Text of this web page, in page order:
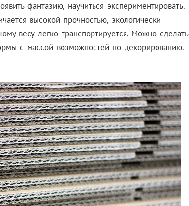
фантазию, научиться экспериментировать.
высокой прочностью, экологически
весу легко транспортируется. Можно сделать
с массой возможностей по декорированию.